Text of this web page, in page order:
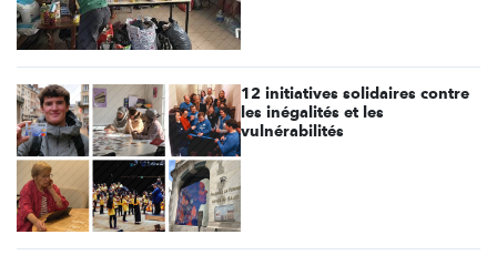
12 initiatives solidaires contre
les inégalités et les
vulnérabilités